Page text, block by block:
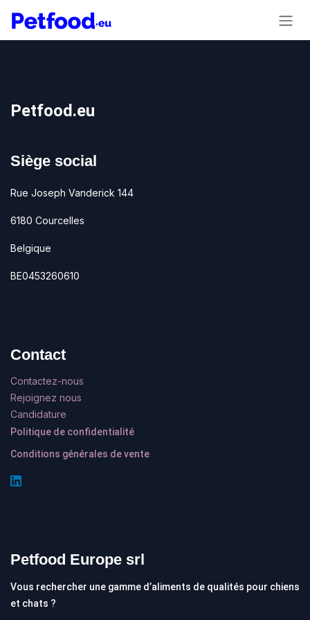
Petfood.eu
Siège social
Rue Joseph Vanderick 144
6180 Courcelles
Belgique
BE0453260610
Contact
Contactez-nous
Rejoignez nous
Candidature
Politique de confidentialité
Conditions générales de vente
Petfood Europe srl
Vous rechercher une gamme d’aliments de qualités pour chiens
et chats ?